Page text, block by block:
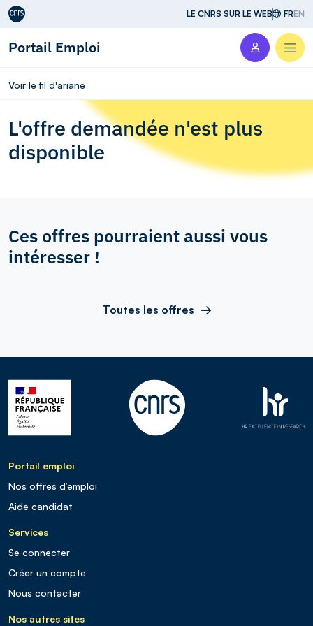
Aller au contenu LE CNRS SUR LE WEB FREN
Portail Emploi
Voir le fil d'ariane
L'offre demandée n'est plus
disponible
Ces offres pourraient aussi vous
intéresser !
Toutes les offres
Portail emploi
Nos offres d’emploi
Aide candidat
Services
Se connecter
Créer un compte
Nous contacter
Nos autres sites